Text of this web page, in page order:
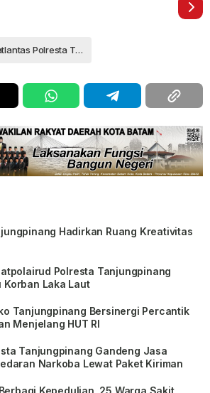
Satlantas Polresta Tanjungpinang
Hadirkan Ruang Kreativitas
Polresta Tanjungpinang
Korban Laka Laut
Tanjungpinang Bersinergi Percantik
Menjelang HUT RI
Tanjungpinang Gandeng Jasa
Narkoba Lewat Paket Kiriman
Kepedulian, 25 Warga Sakit